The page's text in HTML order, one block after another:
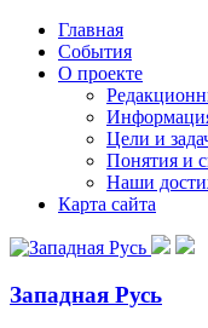
Главная
События
О проекте
Цели и
Понятия и
Наши
Карта сайта
Западная Русь